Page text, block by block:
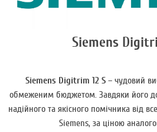
Siemens
Siemens Digitrim 12 S – чудовий
обмеженим бюджетом. Завдяки його
надійного та якісного помічника від
Siemens, за ціною